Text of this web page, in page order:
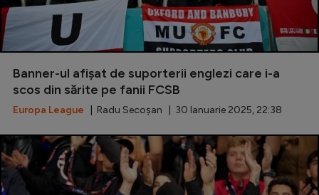
Banner-ul afișat de suporterii englezi care i-a
scos din sărite pe fanii FCSB
Europa League | Radu Secoșan | 30 Ianuarie 2025, 22:38